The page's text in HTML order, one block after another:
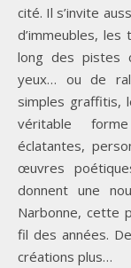
cité. Il s’invite
d’immeubles,
long des pistes
yeux… ou de
simples graffitis,
véritable
éclatantes,
œuvres
donnent une
Narbonne, cette
fil des années.
créations plus…